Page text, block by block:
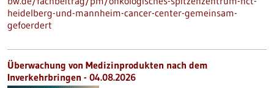
heidelberg-und-mannheim-cancer-center-gemeinsam-
gefoerdert
Überwachung von Medizinprodukten nach dem
Inverkehrbringen - 04.08.2026